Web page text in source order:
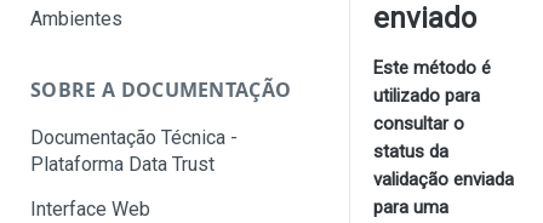
Ambientes
SOBRE A DOCUMENTAÇÃO
Documentação Técnica -
Plataforma Data Trust
Interface Web
enviado
Este método é
utilizado para
consultar o
status da
validação enviada
para uma